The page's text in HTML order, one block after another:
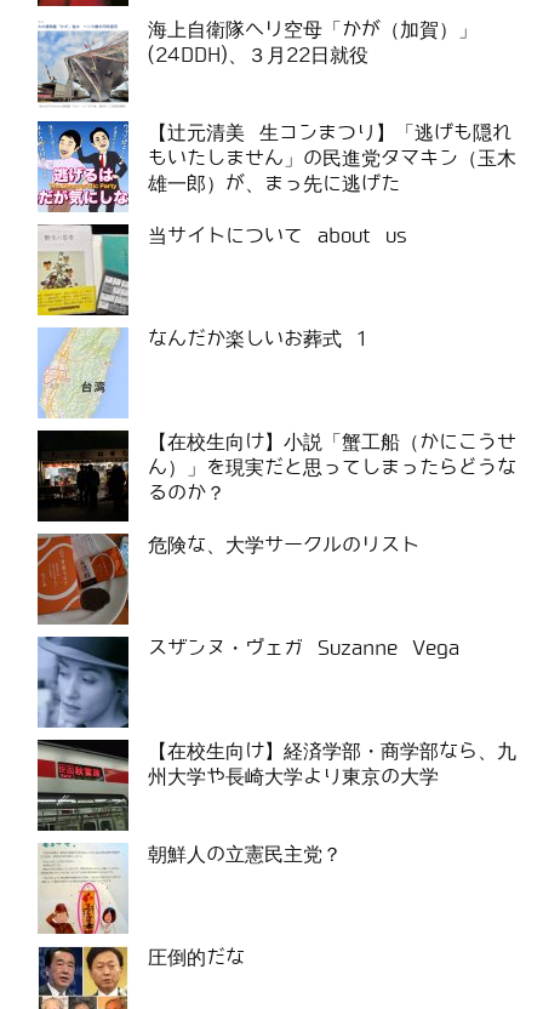
海上自衛隊ヘリ空母「かが（加賀）」
(24DDH)、３月22日就役
【辻元清美 生コンまつり】「逃げも隠れ
もいたしません」の民進党タマキン（玉木
雄一郎）が、まっ先に逃げた
当サイトについて about us
なんだか楽しいお葬式 1
【在校生向け】小説「蟹工船（かにこうせ
ん）」を現実だと思ってしまったらどうな
るのか？
危険な、大学サークルのリスト
スザンヌ・ヴェガ Suzanne Vega
【在校生向け】経済学部・商学部なら、九
州大学や長崎大学より東京の大学
朝鮮人の立憲民主党？
圧倒的だな